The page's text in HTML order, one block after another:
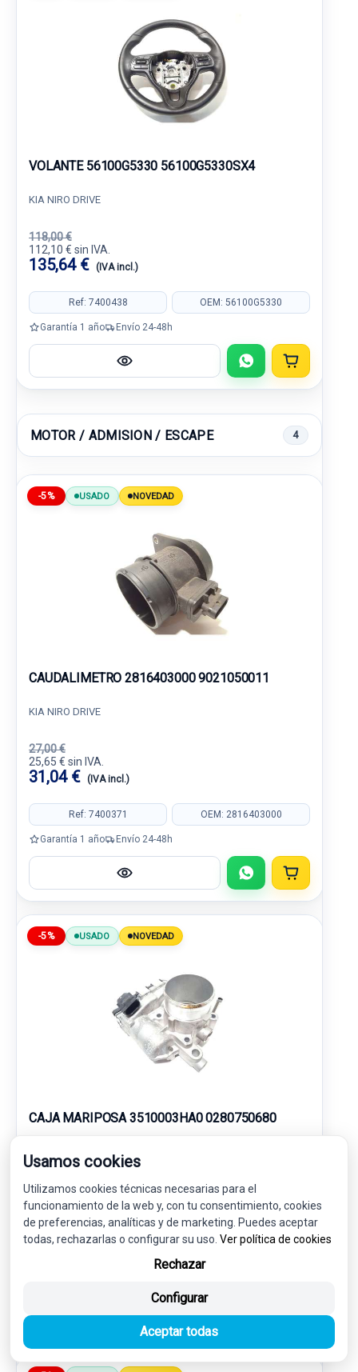
VOLANTE 56100G5330 56100G5330SX4
KIA NIRO DRIVE
118,00 €
112,10 € sin IVA.
135,64 € (IVA incl.)
Ref: 7400438 OEM: 56100G5330
Garantía 1 año Envío 24-48h
MOTOR / ADMISION / ESCAPE 4
-5% USADO NOVEDAD
CAUDALIMETRO 2816403000 9021050011
KIA NIRO DRIVE
27,00 €
25,65 € sin IVA.
31,04 € (IVA incl.)
Ref: 7400371 OEM: 2816403000
Garantía 1 año Envío 24-48h
-5% USADO NOVEDAD
CAJA MARIPOSA 3510003HA0 0280750680
KIA NIRO DRIVE
50,00 €
47,50 € sin IVA.
57,48 € (IVA incl.)
Usamos cookies
Utilizamos cookies técnicas necesarias para el
funcionamiento de la web y, con tu consentimiento, cookies
de preferencias, analíticas y de marketing. Puedes aceptar
todas, rechazarlas o configurar su uso. Ver política de cookies
Rechazar
Configurar
Aceptar todas